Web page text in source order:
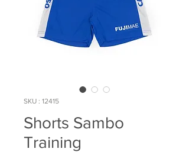
SKU : 12415
Shorts Sambo
Training